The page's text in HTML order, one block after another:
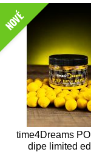
NOVÉ
time4Dreams
dipe limited